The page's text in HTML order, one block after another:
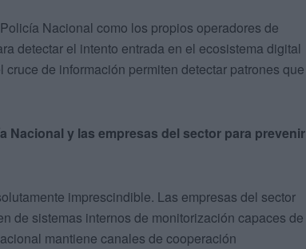
Nacional como los propios operadores de
detectar el intento entrada en el ecosistema digital
de información permiten detectar patrones que
Nacional y las empresas del sector para prevenir
imprescindible. Las empresas del sector
de sistemas internos de monitorización capaces de
mantiene canales de cooperación